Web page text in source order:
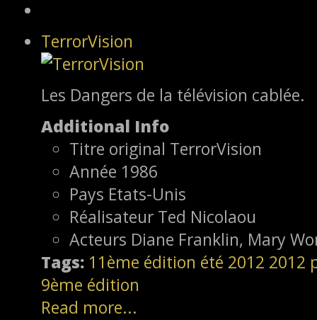
TerrorVision
Les Dangers de la télévision cablée.
Additional Info
Titre original TerrorVision
Année 1986
Pays Etats-Unis
Réalisateur Ted Nicolaou
Acteurs Diane Franklin, Mary
Tags: 11ème édition été 2012 2012
9ème édition
Read more...